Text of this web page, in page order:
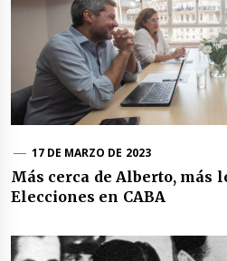
17 DE MARZO DE 2023
Más cerca de Alberto, más
Elecciones en CABA